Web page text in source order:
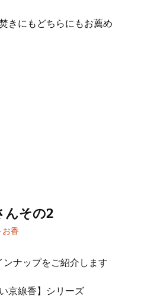
きにもどちらにもお薦め
んその2
お香
ンナップをご紹介します
京線香】シリーズ